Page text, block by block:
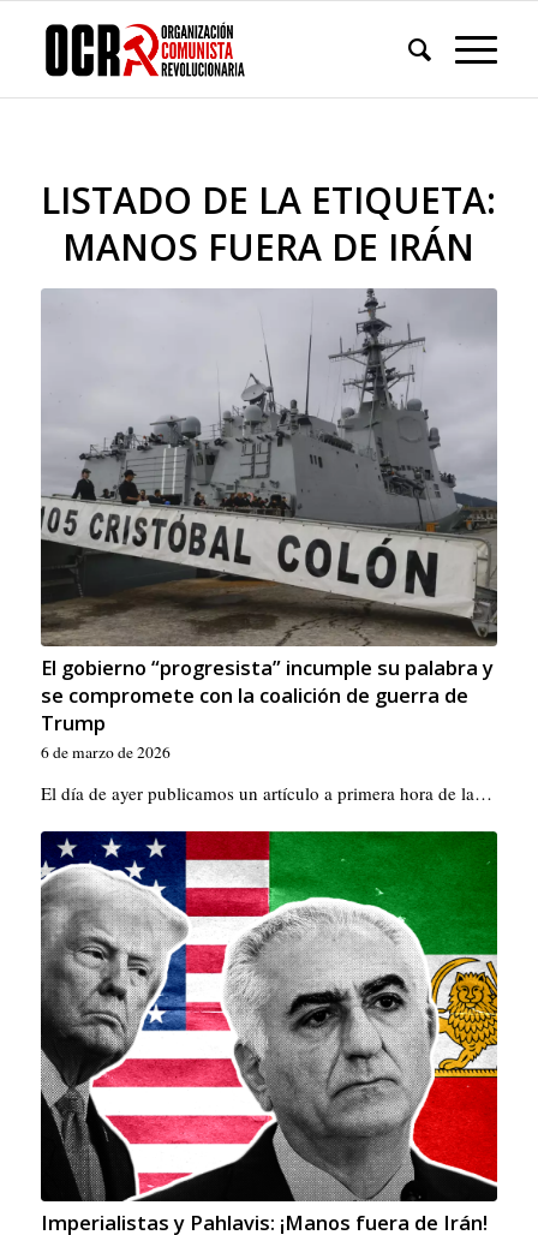
LISTADO DE LA ETIQUETA:
MANOS FUERA DE IRÁN
El gobierno “progresista” incumple su palabra y
se compromete con la coalición de guerra de
Trump
6 de marzo de 2026
El día de ayer publicamos un artículo a primera hora de la…
Imperialistas y Pahlavis: ¡Manos fuera de Irán!